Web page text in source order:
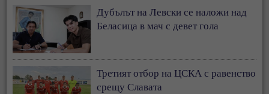
Дубълът на Левски се наложи над
Беласица в мач с девет гола
Третият отбор на ЦСКА с равенство
срещу Славата